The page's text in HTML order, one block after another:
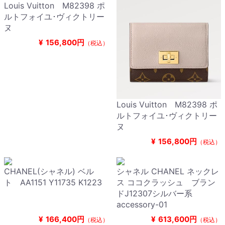
Louis Vuitton M82398 ポ
ルトフォイユ･ヴィクトリー
ヌ
¥ 156,800円 （税込）
Louis Vuitton M82398 ポ
ルトフォイユ･ヴィクトリー
ヌ
¥ 156,800円 （税込）
CHANEL(シャネル) ベル
ト AA1151 Y11735 K1223
¥ 166,400円 （税込）
シャネル CHANEL ネックレ
ス ココクラッシュ ブラン
ドJ12307シルバー系
accessory-01
¥ 613,600円 （税込）